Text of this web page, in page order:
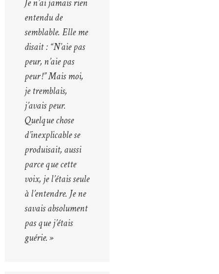
Je n’ai jamais rien
entendu de
semblable. Elle me
disait : “N’aie pas
peur, n’aie pas
peur !” Mais moi,
je tremblais,
j’avais peur.
Quelque chose
d’inexplicable se
produisait, aussi
parce que cette
voix, je l’étais seule
à l’entendre. Je ne
savais absolument
pas que j’étais
guérie. »